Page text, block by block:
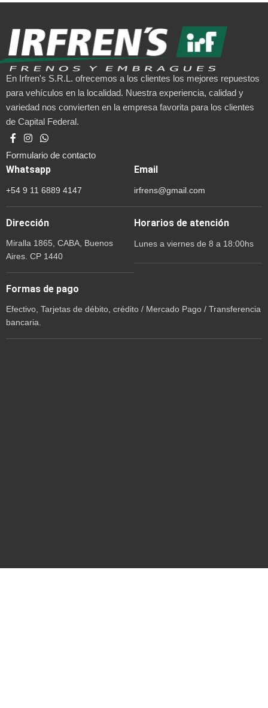
En Irfren's S.R.L. ofrecemos a los clientes los mejores repuestos
para vehículos en la localidad. Nuestra experiencia, calidad y
variedad nos convierten en la empresa favorita para los clientes
de Capital Federal.
Formulario de contacto
Whatsapp
+54 9 11 6889 4147
Email
irfrens@gmail.com
Dirección
Miralla 1865, CABA, Buenos
Aires. CP 1440
Horarios de atención
Lunes a viernes de 8 a 18:00hs
Formas de pago
Efectivo, Tarjetas de débito, crédito / Mercado Pago / Transferencia
bancaria.